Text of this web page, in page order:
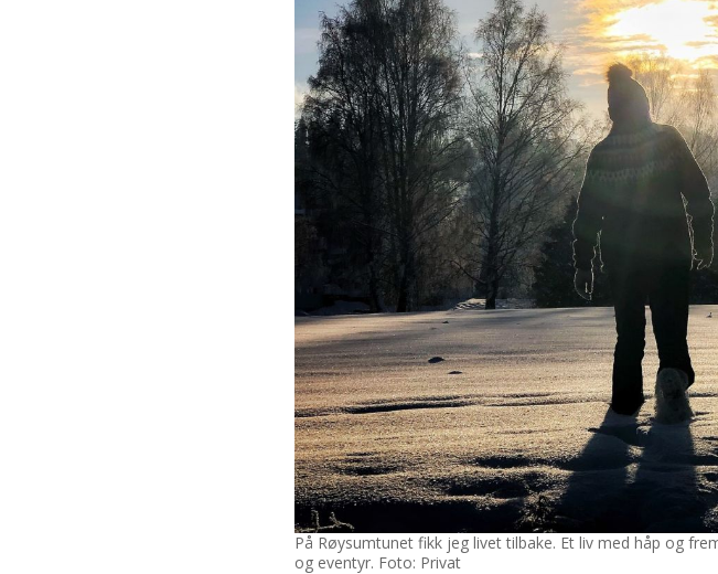
På Røysumtunet fikk jeg livet tilbake. Et liv med håp og
og eventyr. Foto: Privat